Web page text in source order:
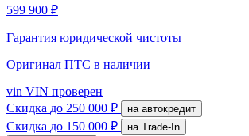
599 900 ₽
Гарантия юридической чистоты
Оригинал ПТС в наличии
vin VIN проверен
Скидка до 250 000 ₽ на автокредит
Скидка до 150 000 ₽
на Trade-In